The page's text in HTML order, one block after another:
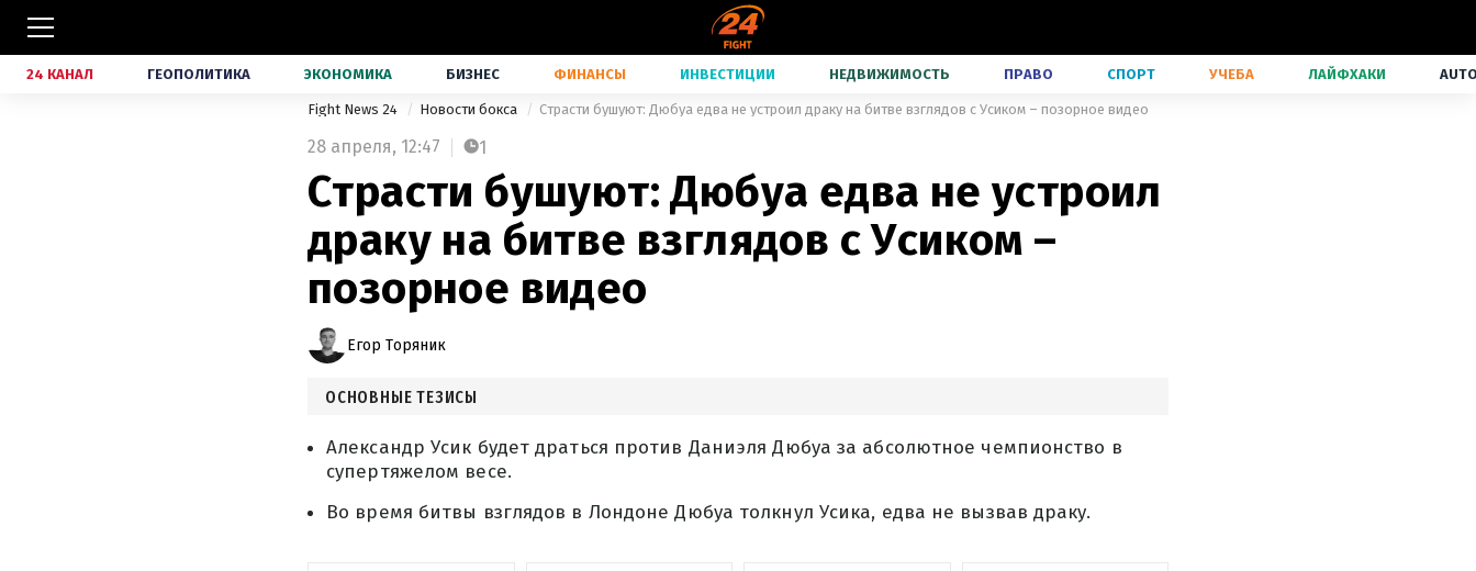
24 КАНАЛ ГЕОПОЛИТИКА ЭКОНОМИКА БИЗНЕС ФИНАНСЫ ИНВЕСТИЦИИ НЕДВИЖИМОСТЬ ПРАВО СПОРТ УЧЕБА ЛАЙФХАКИ
Fight News 24 Новости бокса Страсти бушуют: Дюбуа едва не устроил драку на битве взглядов с Усиком – позорное видео
28 апреля, 12:47 1
Страсти бушуют: Дюбуа едва не устроил
драку на битве взглядов с Усиком –
позорное видео
Егор Торяник
ОСНОВНЫЕ ТЕЗИСЫ
Александр Усик будет драться против Даниэля Дюбуа за абсолютное чемпионство в
супертяжелом весе.
Во время битвы взглядов в Лондоне Дюбуа толкнул Усика, едва не вызвав драку.